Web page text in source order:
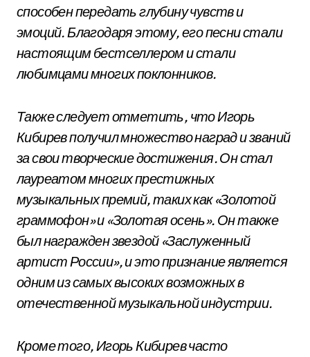
способен передать глубину чувств и
эмоций. Благодаря этому, его песни стали
настоящим бестселлером и стали
любимцами многих поклонников.
Также следует отметить, что Игорь
Кибирев получил множество наград и званий
за свои творческие достижения. Он стал
лауреатом многих престижных
музыкальных премий, таких как «Золотой
граммофон» и «Золотая осень». Он также
был награжден звездой «Заслуженный
артист России», и это признание является
одним из самых высоких возможных в
отечественной музыкальной индустрии.
Кроме того, Игорь Кибирев часто